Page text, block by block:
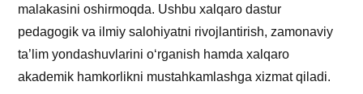
malakasini oshirmoqda. Ushbu xalqaro dastur
pedagogik va ilmiy salohiyatni rivojlantirish, zamonaviy
ta’lim yondashuvlarini o‘rganish hamda xalqaro
akademik hamkorlikni mustahkamlashga xizmat qiladi.